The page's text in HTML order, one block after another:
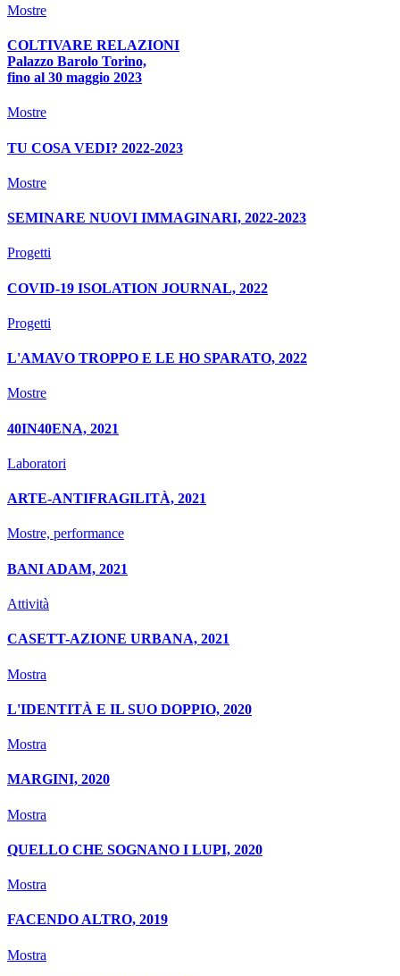
Mostre
COLTIVARE RELAZIONI
Palazzo Barolo Torino,
fino al 30 maggio 2023
Mostre
TU COSA VEDI? 2022-2023
Mostre
SEMINARE NUOVI IMMAGINARI, 2022-2023
Progetti
COVID-19 ISOLATION JOURNAL, 2022
Progetti
L'AMAVO TROPPO E LE HO SPARATO, 2022
Mostre
40IN40ENA, 2021
Laboratori
ARTE-ANTIFRAGILITÀ, 2021
Mostre, performance
BANI ADAM, 2021
Attività
CASETT-AZIONE URBANA, 2021
Mostra
L'IDENTITÀ E IL SUO DOPPIO, 2020
Mostra
MARGINI, 2020
Mostra
QUELLO CHE SOGNANO I LUPI, 2020
Mostra
FACENDO ALTRO, 2019
Mostra